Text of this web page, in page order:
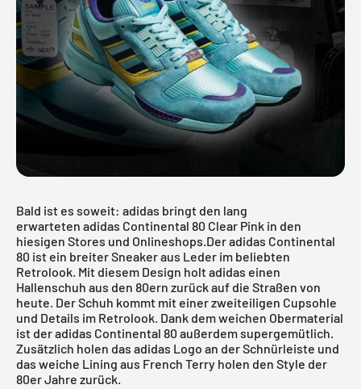
Bald ist es soweit: adidas bringt den lang
erwarteten adidas Continental 80 Clear Pink in den
hiesigen Stores und Onlineshops.Deradidas Continental
80 ist ein breiter Sneaker aus Leder im beliebten
Retrolook. Mit diesem Design holt adidas einen
Hallenschuh aus den 80ern zurück auf die Straßen von
heute. Der Schuh kommt mit einer zweiteiligen Cupsohle
und Details im Retrolook. Dank dem weichen Obermaterial
ist deradidas Continental 80 außerdem supergemütlich.
Zusätzlich holen das adidas Logo an der Schnürleiste und
das weiche Lining aus French Terry holen den Style der
80er Jahre zurück.